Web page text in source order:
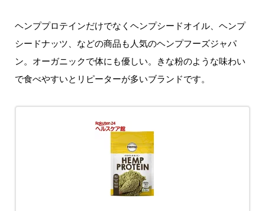
ヘンププロテインだけでなくヘンプシードオイル、ヘンプ
シードナッツ、などの商品も人気のヘンプフーズジャパ
ン。オーガニックで体にも優しい。きな粉のような味わい
で食べやすいとリピーターが多いブランドです。